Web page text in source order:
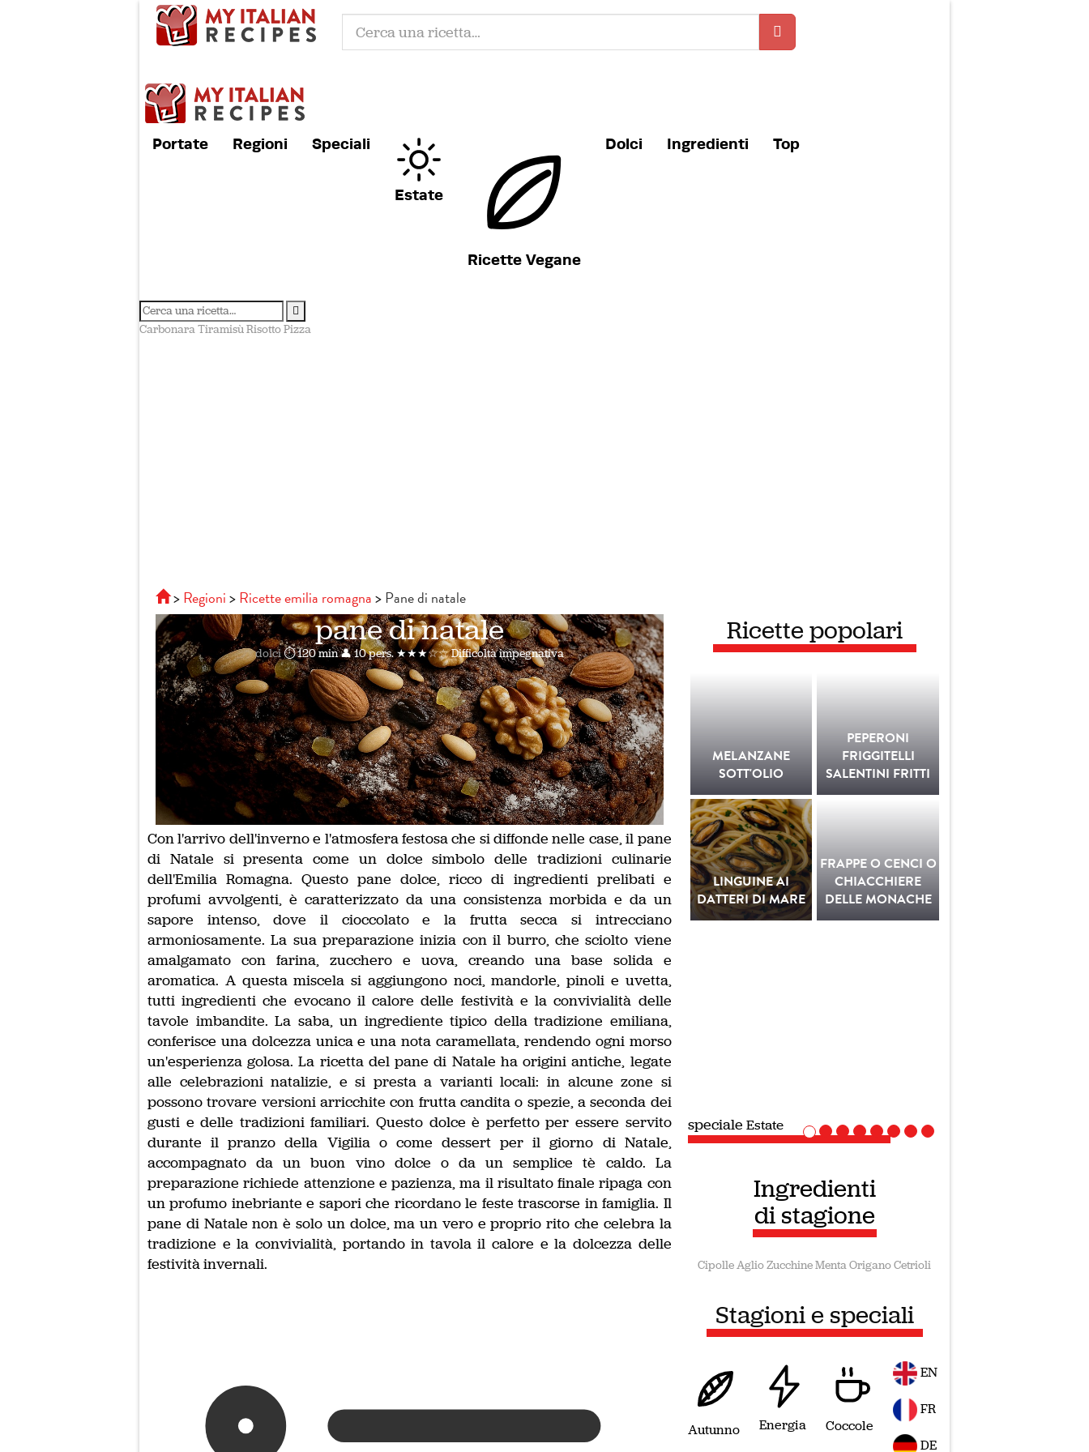
Portate Regioni Speciali
Estate
Ricette Vegane
Dolci Ingredienti Top
CarbonaraTiramisùRisottoPizza
Regioni Ricette emilia romagna Pane di natale
pane di natale
dolci⏱ 120 min👤 10 pers. ★★★☆☆ Difficoltà impegnativa
Con l'arrivo dell'inverno e l'atmosfera festosa che si diffonde nelle case, il pane
di Natale si presenta come un dolce simbolo delle tradizioni culinarie
dell'Emilia Romagna. Questo pane dolce, ricco di ingredienti prelibati e
profumi avvolgenti, è caratterizzato da una consistenza morbida e da un
sapore intenso, dove il cioccolato e la frutta secca si intrecciano
armoniosamente. La sua preparazione inizia con il burro, che sciolto viene
amalgamato con farina, zucchero e uova, creando una base solida e
aromatica. A questa miscela si aggiungono noci, mandorle, pinoli e uvetta,
tutti ingredienti che evocano il calore delle festività e la convivialità delle
tavole imbandite. La saba, un ingrediente tipico della tradizione emiliana,
conferisce una dolcezza unica e una nota caramellata, rendendo ogni morso
un'esperienza golosa. La ricetta del pane di Natale ha origini antiche, legate
alle celebrazioni natalizie, e si presta a varianti locali: in alcune zone si
possono trovare versioni arricchite con frutta candita o spezie, a seconda dei
gusti e delle tradizioni familiari. Questo dolce è perfetto per essere servito
durante il pranzo della Vigilia o come dessert per il giorno di Natale,
accompagnato da un buon vino dolce o da un semplice tè caldo. La
preparazione richiede attenzione e pazienza, ma il risultato finale ripaga con
un profumo inebriante e sapori che ricordano le feste trascorse in famiglia. Il
pane di Natale non è solo un dolce, ma un vero e proprio rito che celebra la
tradizione e la convivialità, portando in tavola il calore e la dolcezza delle
festività invernali.
Ricette popolari
MELANZANE
SOTT'OLIO
PEPERONI
FRIGGITELLI
SALENTINI FRITTI
LINGUINE AI
DATTERI DI MARE
FRAPPE O CENCI O
CHIACCHIERE
DELLE MONACHE
speciale Ricette Vegane
Ingredienti
di stagione
CipolleAglioZucchineMentaOriganoCetrioli
Stagioni e speciali
Autunno Energia Coccole
EN
FR
DE